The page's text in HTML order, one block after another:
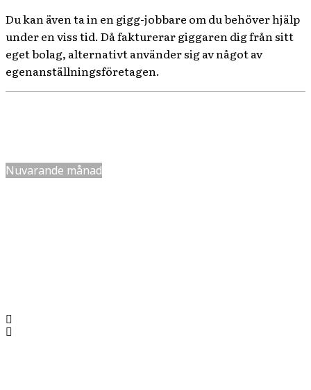
Du kan även ta in en gigg-jobbare om du behöver hjälp
under en viss tid. Då fakturerar giggaren dig från sitt
eget bolag, alternativt använder sig av något av
egenanställningsföretagen.
Nuvarande månad